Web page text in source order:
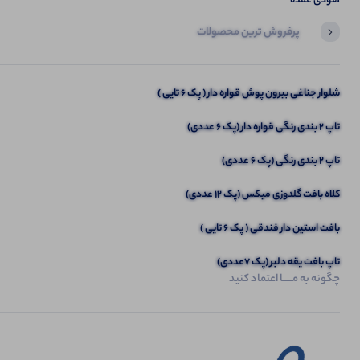
پرفروش ترین محصولات
آخرین محصولاتی که بازدید کردید
شلوار جناغی بیرون پوش قواره دار ( پک 6 تایی )
تاپ ۲ بندی رنگی قواره دار (پک 6 عددی)
تاپ 2 بندی رنگی (پک 6 عددی)
کلاه بافت گلدوزی میکس (پک 12 عددی)
بافت استین دار فندقی ( پک 6 تایی )
تاپ بافت یقه دلبر (پک 7عددی)
تیشرت پنبه یقه دلبری (پک 8 عددی)
چگونه به مــــــا اعتماد کنید